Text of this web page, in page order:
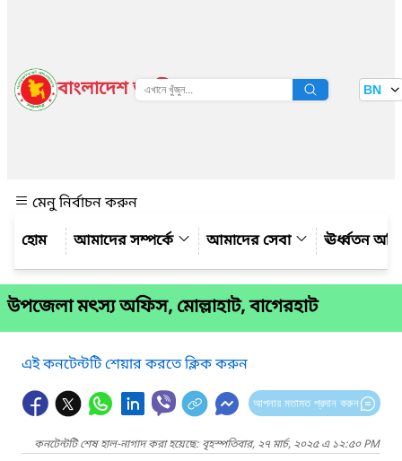
বাংলাদেশ জাতীয় তথ্য বাতায়ন BN
মেনু নির্বাচন করুন
আমাদের সম্পর্কে
আমাদের সেবা ঊর্ধ্বতন
উপজেলা মৎস্য অফিস, মোল্লাহাট, বাগেরহাট
এই কনটেন্টটি শেয়ার করতে ক্লিক করুন
আপনার মতামত প্রদান করুন
কনটেন্টটি শেষ হাল-নাগাদ করা হয়েছে: বৃহস্পতিবার, ২৭ মার্চ, ২০২৫ এ ১২:৫০ PM